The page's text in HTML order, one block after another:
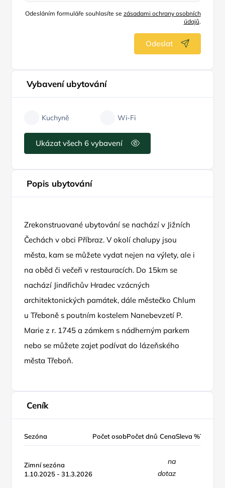
Odesláním formuláře souhlasíte se zásadami ochrany osobních
údajů.
Odeslat
Vybavení ubytování
Kuchyně Wi-Fi
Ukázat všech 6 vybavení
Popis ubytování
Zrekonstruované ubytování se nachází v Jižních
Čechách v obci Příbraz. V okolí chalupy jsou
města, kam se můžete vydat nejen na výlety, ale i
na oběd či večeři v restauracích. Do 15km se
nachází Jindřichův Hradec vzácných
architektonických památek, dále městečko Chlum
u Třeboně s poutním kostelem Nanebevzetí P.
Marie z r. 1745 a zámkem s nádherným parkem
nebo se můžete zajet podívat do lázeňského
města Třeboň.
Ceník
Sezóna Počet osobPočet dnů CenaSleva %Typ
Zimní sezóna
1.10.2025 - 31.3.2026
na
dotaz